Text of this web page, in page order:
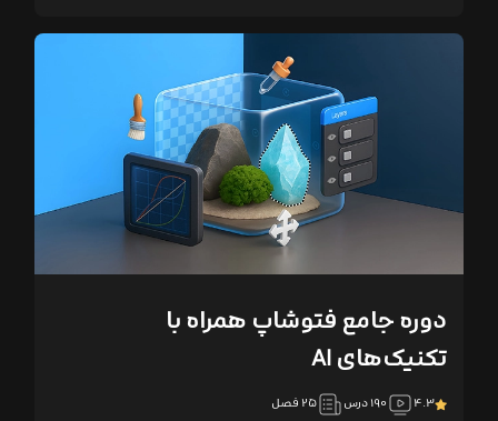
دوره جامع فتوشاپ همراه با
تکنیک‌های AI
۴.۳ ۱۹۰ درس ۲۵ فصل